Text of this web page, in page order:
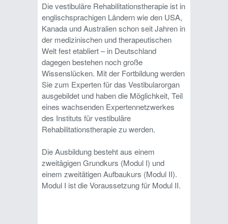
Die vestibuläre Rehabilitationstherapie ist in
englischsprachigen Ländern wie den USA,
Kanada und Australien schon seit Jahren in
der medizinischen und therapeutischen
Welt fest etabliert – in Deutschland
dagegen bestehen noch große
Wissenslücken. Mit der Fortbildung werden
Sie zum Experten für das Vestibularorgan
ausgebildet und haben die Möglichkeit, Teil
eines wachsenden Expertennetzwerkes
des Instituts für vestibuläre
Rehabilitationstherapie zu werden.
Die Ausbildung besteht aus einem
zweitägigen Grundkurs (Modul I) und
einem zweitätigen Aufbaukurs (Modul II).
Modul I ist die Voraussetzung für Modul II.